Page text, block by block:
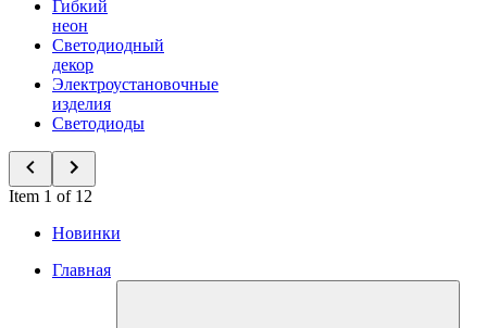
Гибкий
неон
Светодиодный
декор
Электроустановочные
изделия
Светодиоды
Item 1 of 12
Новинки
Главная